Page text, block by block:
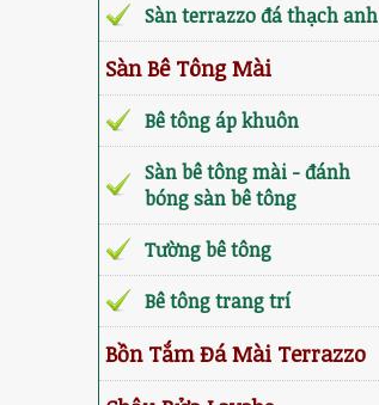
Sàn terrazzo đá thạch anh
Sàn Bê Tông Mài
Bê tông áp khuôn
Sàn bê tông mài - đánh
bóng sàn bê tông
Tường bê tông
Bê tông trang trí
Bồn Tắm Đá Mài Terrazzo